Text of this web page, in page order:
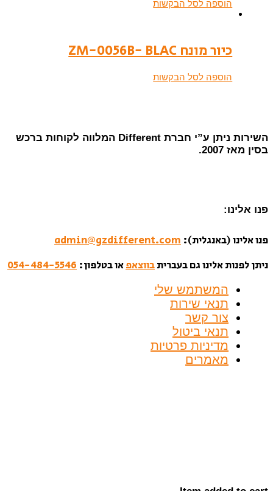
הוספה לסל הבקשות
כיור מונח ZM-0056B- BLAC
הוספה לסל הבקשות
השירות ניתן ע”י חברת Different המלווה לקוחות ברכש
בסין מאז 2007.
פנו אלינו:
פנו אלינו (באנגלית): admin@gzdifferent.com
ניתן לפנות אלינו גם בעבריתבווצאפאו בטלפון: 054-484-5546
המשתמש שלי
תנאי שירות
צור קשר
תנאי ביטול
מדיניות פרטיות
מאמרים